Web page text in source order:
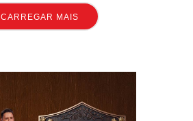
CARREGAR MAIS